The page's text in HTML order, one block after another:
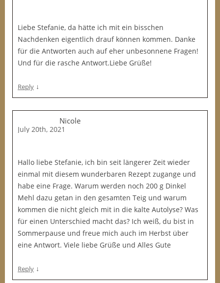
Liebe Stefanie, da hätte ich mit ein bisschen
Nachdenken eigentlich drauf können kommen. Danke
für die Antworten auch auf eher unbesonnene Fragen!
Und für die rasche Antwort.Liebe Grüße!
Reply ↓
Nicole
July 20th, 2021
Hallo liebe Stefanie, ich bin seit längerer Zeit wieder
einmal mit diesem wunderbaren Rezept zugange und
habe eine Frage. Warum werden noch 200 g Dinkel
Mehl dazu getan in den gesamten Teig und warum
kommen die nicht gleich mit in die kalte Autolyse? Was
für einen Unterschied macht das? Ich weiß, du bist in
Sommerpause und freue mich auch im Herbst über
eine Antwort. Viele liebe Grüße und Alles Gute
Reply ↓